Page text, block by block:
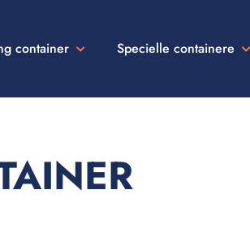
container Specielle containere